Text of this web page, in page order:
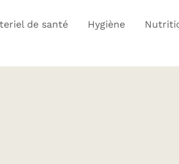
de santé Hygiène